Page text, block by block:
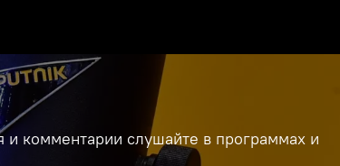
комментарии слушайте в программах и